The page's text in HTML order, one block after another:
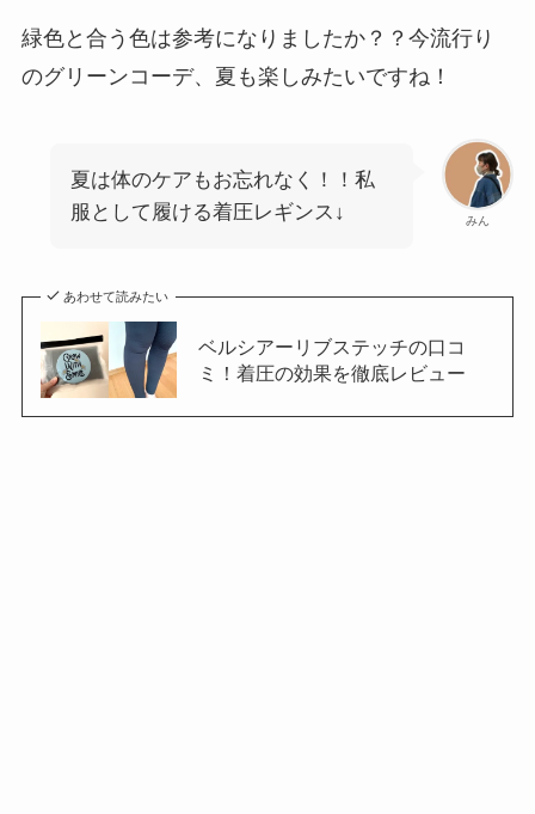
緑色と合う色は参考になりましたか？？今流行り
のグリーンコーデ、夏も楽しみたいですね！
みん
夏は体のケアもお忘れなく！！私
服として履ける着圧レギンス↓
あわせて読みたい
ベルシアーリブステッチの口コ
ミ！着圧の効果を徹底レビュー